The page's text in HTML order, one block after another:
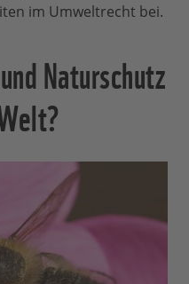
im Umweltrecht bei.
Naturschutz